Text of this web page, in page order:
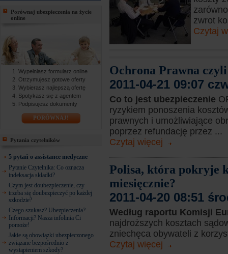
Porównaj ubezpieczenia na życie
online
Wypełniasz formularz online
Otrzymujesz gotowe oferty
Wybierasz najlepszą ofertę
Spotykasz się z agentem
Podpisujesz dokumenty
PORÓWNAJ!
Pytania czytelników
5 pytań o assistance medyczne
Pytanie Czytelnika: Co oznacza
indeksacja składki?
Czym jest doubezpieczenie, czy
trzeba się doubezpieczyć po każdej
szkodzie?
Czego szukasz? Ubezpieczenia?
Informacji? Nasza infolinia Ci
pomoże!
Jakie są obowiązki ubezpieczonego
związane bezpośrednio z
wystąpieniem szkody?
zwrot
Czytaj
Ochrona Prawna
2011-04-21 09:07
Co to jest ubezpieczenie
ryzykiem ponoszenia
prawnych i umożliwiające
poprzez refundację przez ...
Czytaj więcej
Polisa, która pokryje
miesięcznie?
2011-04-20 08:51
Według raportu Komisji
najdroższych kosztach
zniechęca obywateli z
Czytaj więcej